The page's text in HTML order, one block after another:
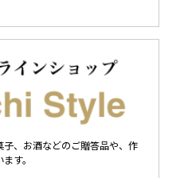
、お酒などのご贈答品や、作
す。